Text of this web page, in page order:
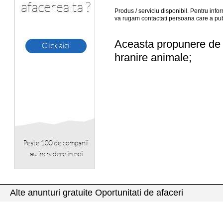
Produs / serviciu disponibil . Pentru
va rugam contactati persoana care a
Aceasta propunere
hranire animale;
Alte anunturi gratuite Oportunitati de afaceri